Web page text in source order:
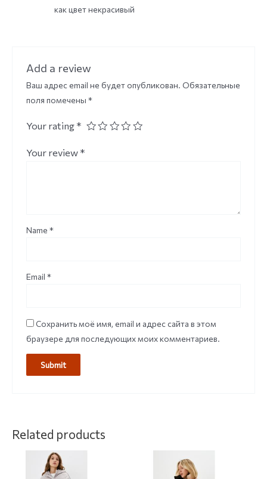
как цвет некрасивый
Add a review
Ваш адрес email не будет опубликован. Обязательные
поля помечены *
Your rating *
Your review *
Name *
Email *
Сохранить моё имя, email и адрес сайта в этом
браузере для последующих моих комментариев.
Related products